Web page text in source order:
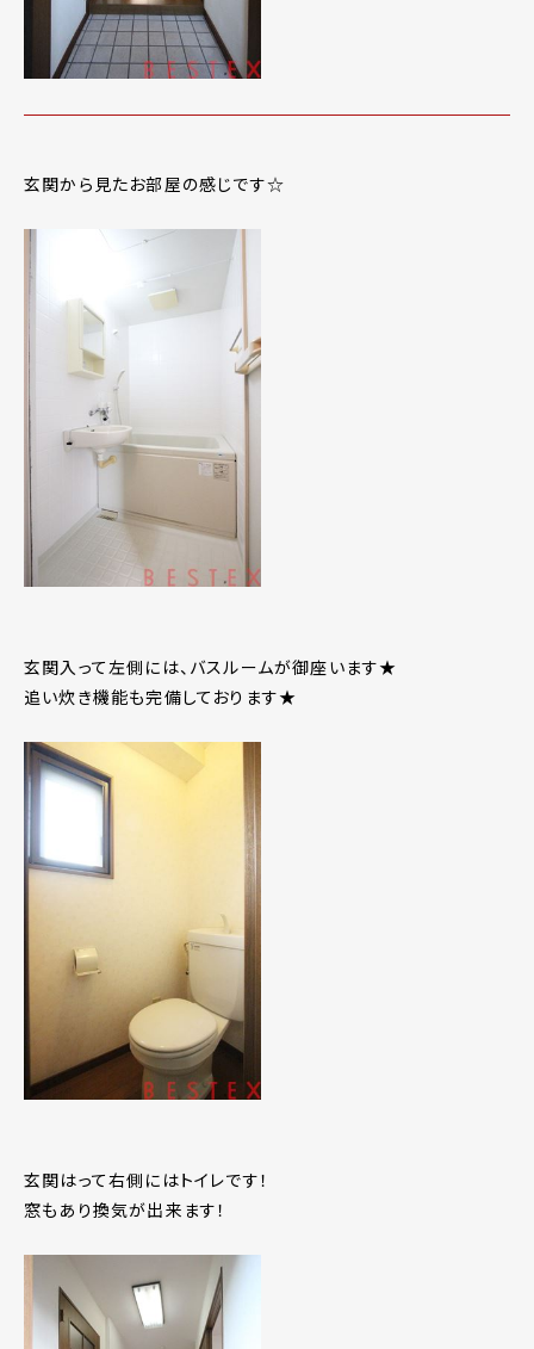
玄関から見たお部屋の感じです☆
玄関入って左側には、バスルームが御座います★
追い炊き機能も完備しております★
玄関はって右側にはトイレです！
窓もあり換気が出来ます！